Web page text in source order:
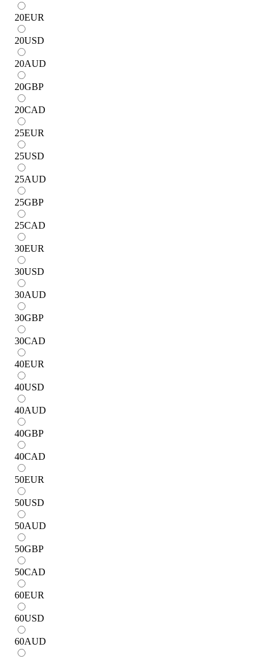
20EUR
20USD
20AUD
20GBP
20CAD
25EUR
25USD
25AUD
25GBP
25CAD
30EUR
30USD
30AUD
30GBP
30CAD
40EUR
40USD
40AUD
40GBP
40CAD
50EUR
50USD
50AUD
50GBP
50CAD
60EUR
60USD
60AUD